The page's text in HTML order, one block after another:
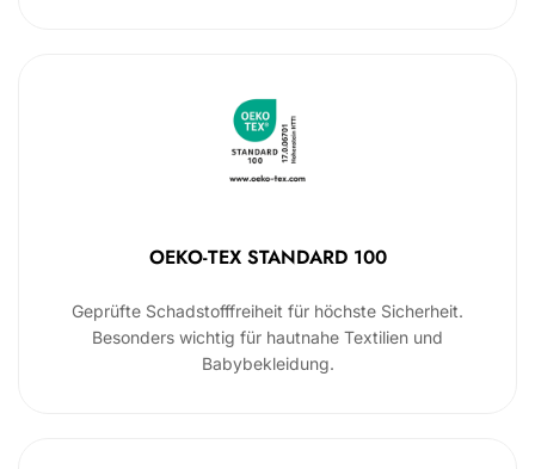
OEKO-TEX STANDARD 100
Geprüfte Schadstofffreiheit für höchste Sicherheit.
Besonders wichtig für hautnahe Textilien und
Babybekleidung.